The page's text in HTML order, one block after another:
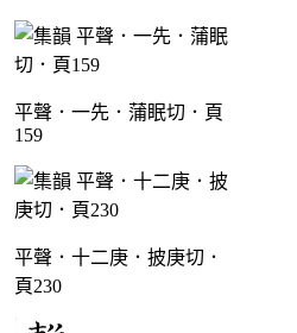
平聲．一先．蒲眠切．頁
159
平聲．十二庚．披庚切．
頁230